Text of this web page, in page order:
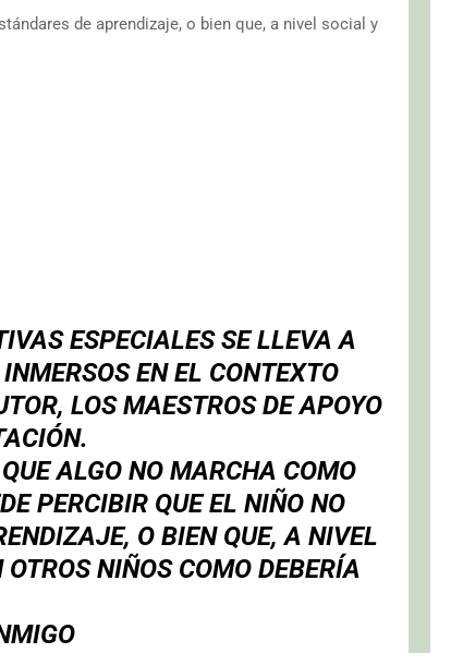
de aprendizaje, o bien que, a nivel social y
ESPECIALES SE LLEVA A
EN EL CONTEXTO
LOS MAESTROS DE APOYO
ALGO NO MARCHA COMO
PERCIBIR QUE EL NIÑO NO
O BIEN QUE, A NIVEL
NIÑOS COMO DEBERÍA